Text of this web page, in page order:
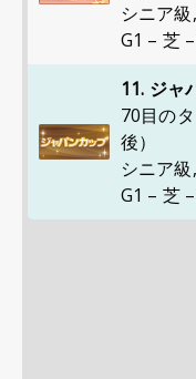
シニア級,
G1 – 芝
11. ジャ
70目の
後）
シニア級,
G1 – 芝